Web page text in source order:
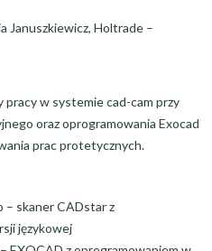
Januszkiewicz, Holtrade –
w systemie cad-cam przy
oraz oprogramowania Exocad
prac protetycznych.
– skaner CADstar z
językowej